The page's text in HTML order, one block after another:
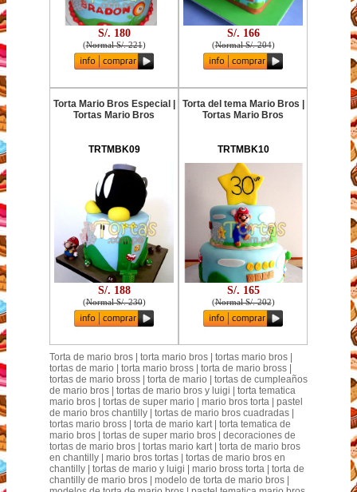
S/. 180
(Normal S/. 221)
S/. 166
(Normal S/. 204)
Torta Mario Bros Especial |
Tortas Mario Bros
TRTMBK09
S/. 188
(Normal S/. 230)
Torta del tema Mario Bros |
Tortas Mario Bros
TRTMBK10
S/. 165
(Normal S/. 202)
Torta de mario bros | torta mario bros | tortas mario bros |
tortas de mario | torta mario bross | torta de mario bross |
tortas de mario bross | torta de mario | tortas de cumpleaños
de mario bros | tortas de mario bros y luigi | torta tematica
mario bros | tortas de super mario | mario bros torta | pastel
de mario bros chantilly | tortas de mario bros cuadradas |
tortas mario bross | torta de mario kart | torta tematica de
mario bros | tortas de super mario bros | decoraciones de
tortas de mario bros | tortas mario kart | torta de mario bros
en chantilly | mario bros tortas | tortas de mario bros en
chantilly | tortas de mario y luigi | mario bross torta | torta de
chantilly de mario bros | modelo de torta de mario bros |